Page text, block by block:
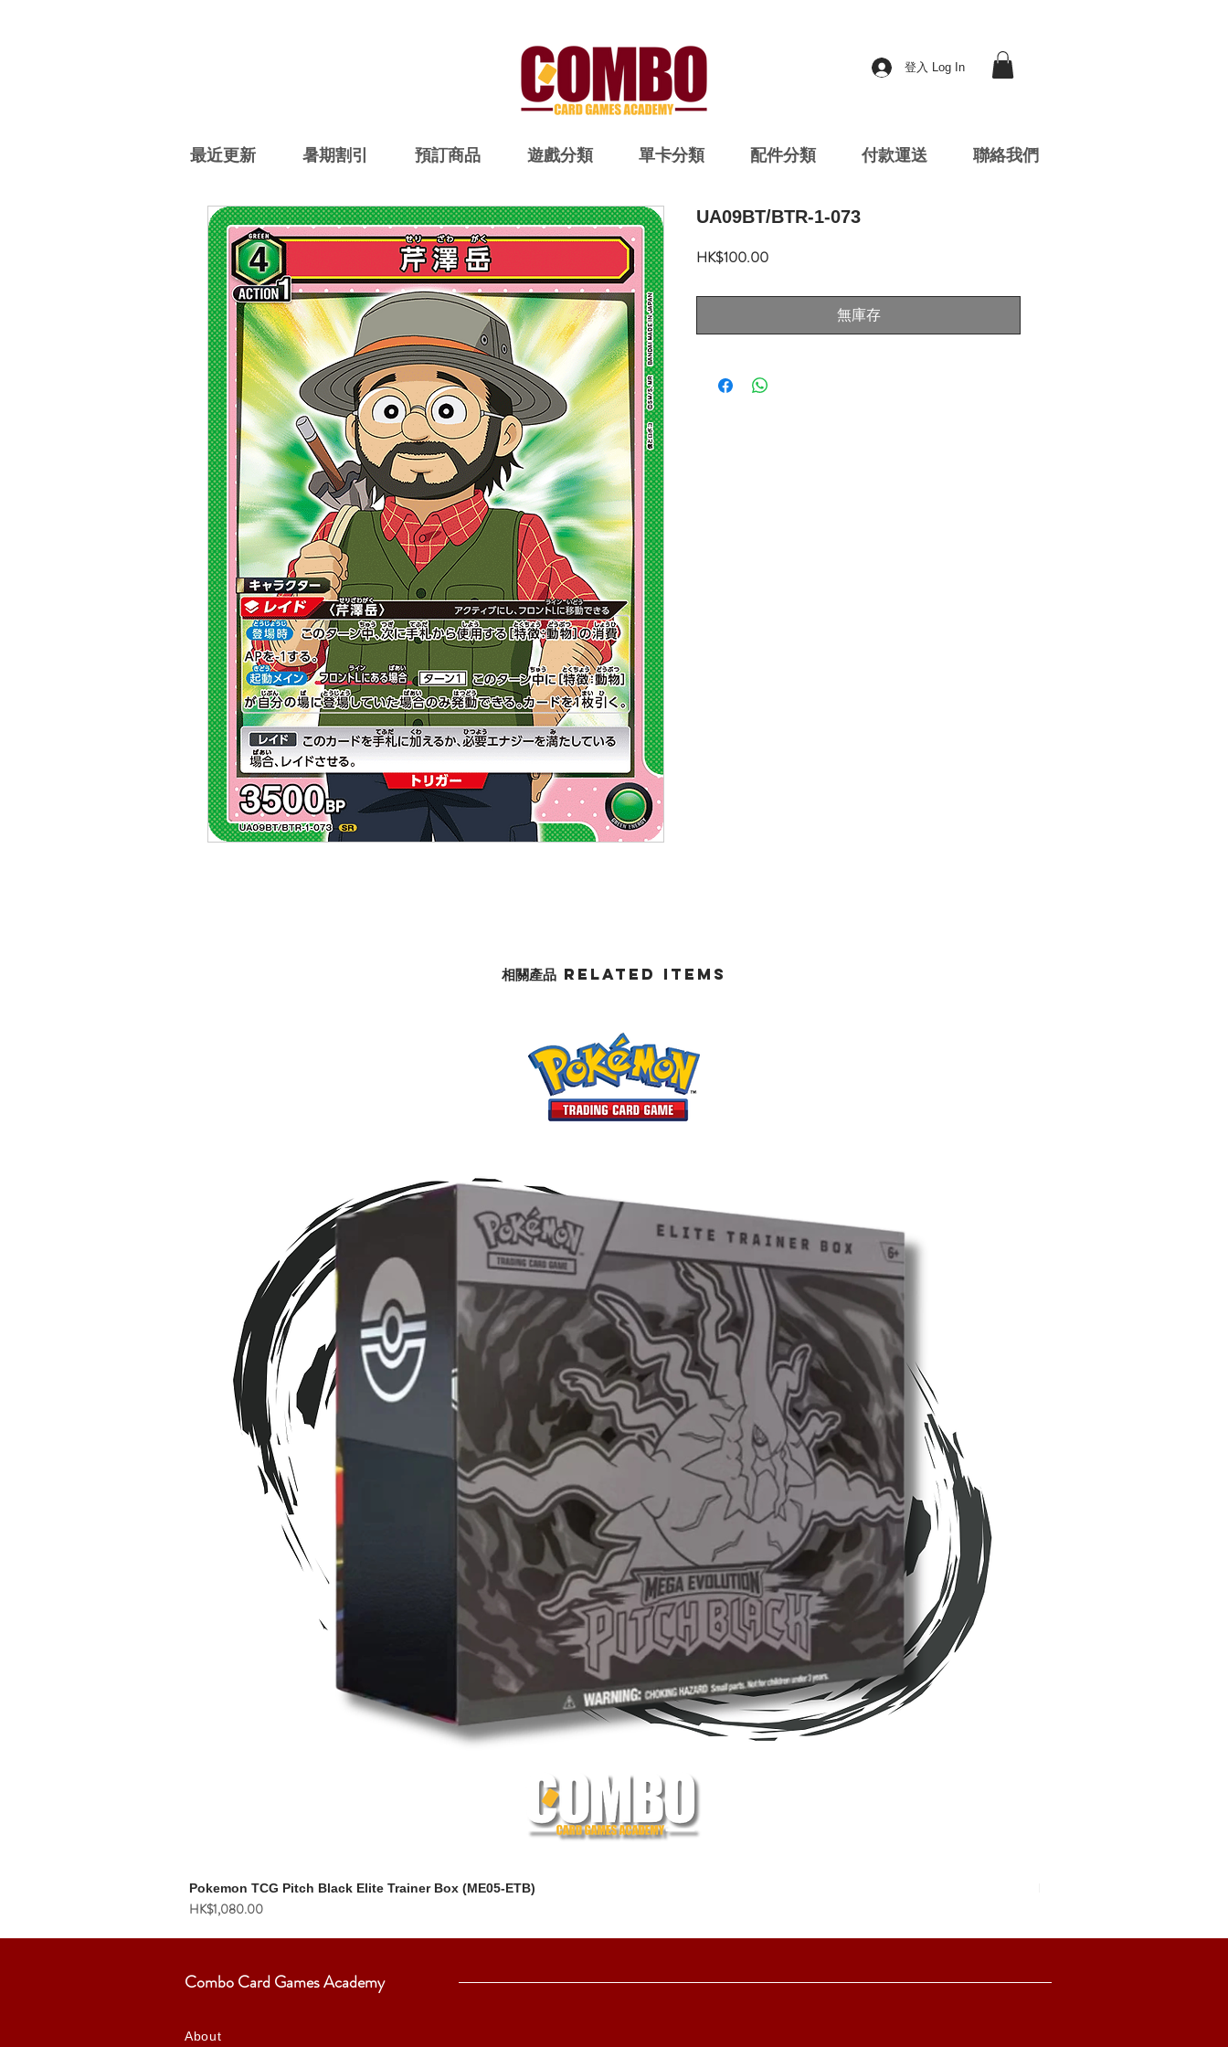
登入 Log In
最近更新 暑期割引 預訂商品 遊戲分類 單卡分類 配件分類 付款運送 聯絡我們
UA09BT/BTR-1-073
HK$100.00價
無庫存
相關產品 Related Items
Pokemon TCG Pitch Black Elite Trainer Box (ME05-ETB)
價格
HK$1,080.00
Combo Card Games Academy
About